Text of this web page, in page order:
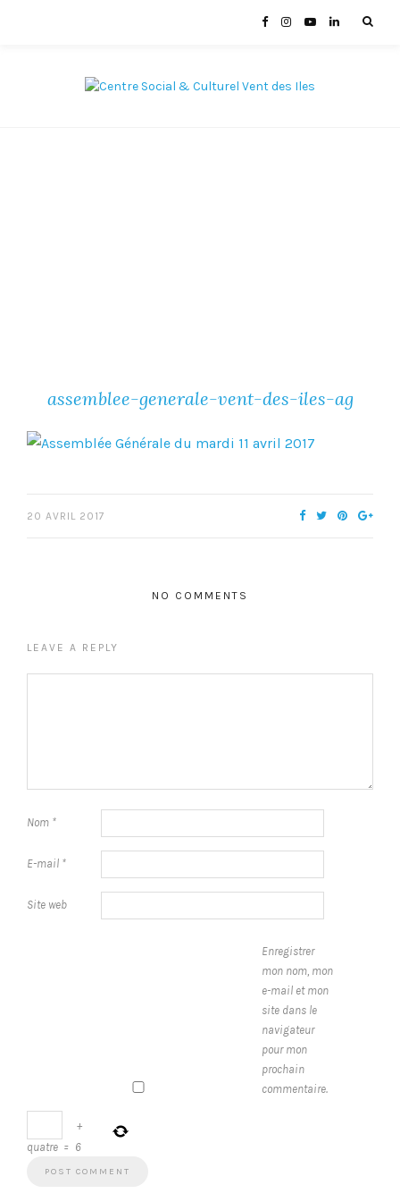
assemblee-generale-vent-des-iles-ag
20 AVRIL 2017
NO COMMENTS
LEAVE A REPLY
Nom *
E-mail *
Site web
Enregistrer
mon nom, mon
e-mail et mon
site dans le
navigateur
pour mon
prochain
commentaire.
+
quatre = 6